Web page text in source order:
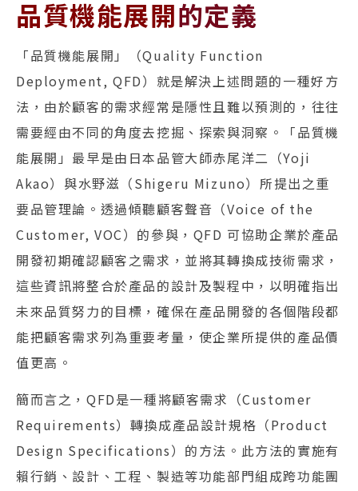
品質機能展開的定義
「品質機能展開」（Quality Function
Deployment, QFD）就是解決上述問題的一種好方
法，由於顧客的需求經常是隱性且難以預測的，往往
需要經由不同的角度去挖掘、探索與洞察。「品質機
能展開」最早是由日本品管大師赤尾洋二（Yoji
Akao）與水野滋（Shigeru Mizuno）所提出之重
要品管理論。透過傾聽顧客聲音（Voice of the
Customer, VOC）的參與，QFD 可協助企業於產品
開發初期確認顧客之需求，並將其轉換成技術需求，
這些資訊將整合於產品的設計及製程中，以明確指出
未來品質努力的目標，確保在產品開發的各個階段都
能把顧客需求列為重要考量，使企業所提供的產品價
值更高。
簡而言之，QFD是一種將顧客需求（Customer
Requirements）轉換成產品設計規格（Product
Design Specifications）的方法。此方法的實施有
賴行銷、設計、工程、製造等功能部門組成跨功能團